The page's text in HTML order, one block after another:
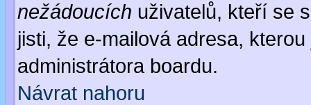
nežádoucích uživatelů, kteří se
jisti, že e-mailová adresa,
administrátora boardu.
Návrat nahoru